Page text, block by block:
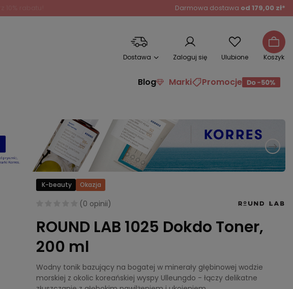
Darmowa dostawa od 179,00 zł*
Dostawa Zaloguj się Ulubione Koszyk
Blog Marki Promocje
K-beauty Okazja
(0 opinii)
ROUND LAB 1025 Dokdo Toner,
200 ml
Wodny tonik bazujący na bogatej w minerały głębinowej wodzie
morskiej z okolic koreańskiej wyspy Ulleungdo - łączy delikatne